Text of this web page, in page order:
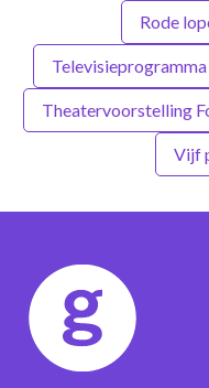
Rode
Theatervoorstelling
Vijf